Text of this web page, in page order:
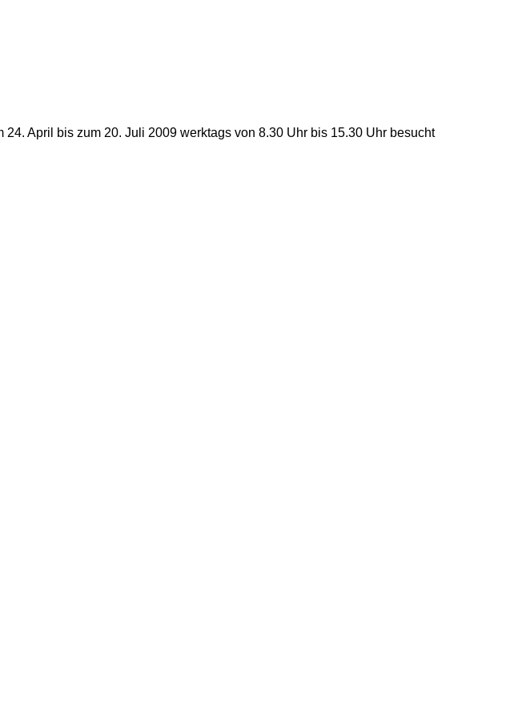
April bis zum 20. Juli 2009 werktags von 8.30 Uhr bis 15.30 Uhr besucht